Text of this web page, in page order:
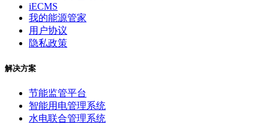
iECMS
我的能源管家
用户协议
隐私政策
解决方案
节能监管平台
智能用电管理系统
水电联合管理系统